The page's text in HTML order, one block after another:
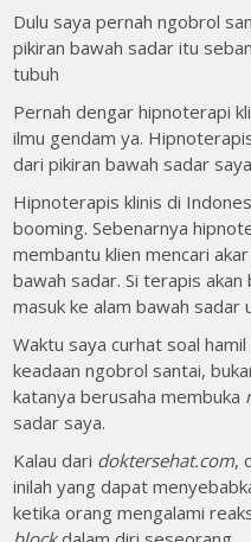
Dulu saya pernah ngobrol
pikiran bawah sadar itu
tubuh
Pernah dengar hipnoterapi
ilmu gendam ya.
dari pikiran bawah sadar
Hipnoterapis klinis di
booming. Sebenarnya
membantu klien mencari
bawah sadar. Si terapis
masuk ke alam bawah sadar
Waktu saya curhat soal
keadaan ngobrol santai,
katanya berusaha membuka
sadar saya.
Kalau dari doktersehat.com,
inilah yang dapat
ketika orang mengalami